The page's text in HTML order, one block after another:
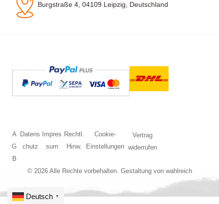
Burgstraße 4, 04109 Leipzig, Deutschland
© 2026 Alle Rechte vorbehalten. Gestaltung von wahlreich
A
G
B
Datens
chutz
Impres
sum
Rechtl.
Hinw.
Cookie-
Einstellungen
Vertrag
widerrufen
Deutsch ▼